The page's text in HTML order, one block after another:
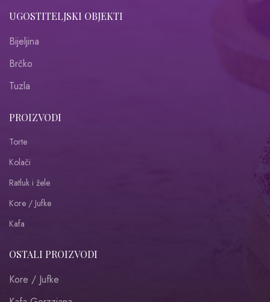
UGOSTITELJSKI OBJEKTI
Bijeljina
Brčko
Tuzla
PROIZVODI
Torte
Kolači
Ratluk i žele
Kore / Jufke
Kafa
OSTALI PROIZVODI
Kore / Jufke